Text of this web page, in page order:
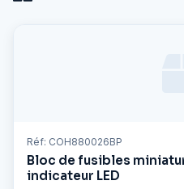
Réf: COH880026BP
Bloc de fusibles
indicateur LED